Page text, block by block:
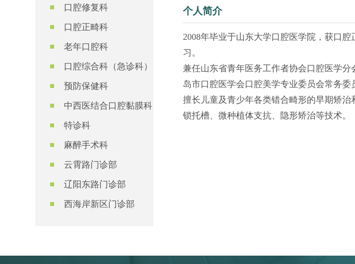
口腔修复科
口腔正畸科
老年口腔科
口腔综合科（急诊科）
预防保健科
中西医结合口腔黏膜科
特诊科
麻醉手术科
云霄路门诊部
辽阳东路门诊部
西海岸新区门诊部
个人简介
2008年毕业于山东大学口腔医学院，获口腔
习。
兼任山东省青年医务工作者协会口腔医学
岛市口腔医学会口腔美学专业委员会常务委
擅长儿童及青少年各类错合畸形的早期矫
锁托槽、微种植体支抗、隐形矫治等技术。